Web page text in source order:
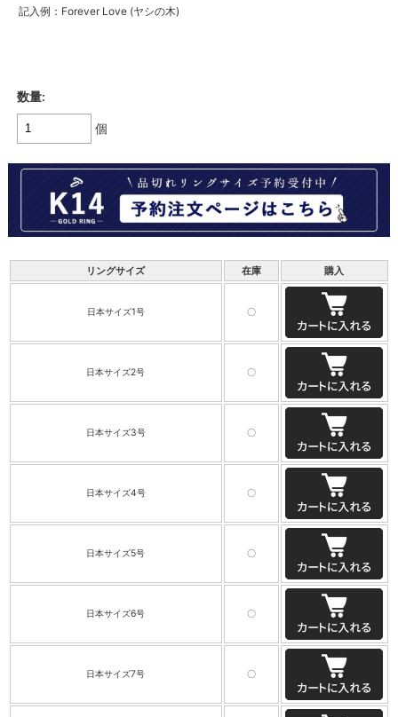
記入例：Forever Love (ヤシの木)
数量:
個
リングサイズ 在庫 購入
日本サイズ1号 〇
日本サイズ2号 〇
日本サイズ3号 〇
日本サイズ4号 〇
日本サイズ5号 〇
日本サイズ6号 〇
日本サイズ7号 〇